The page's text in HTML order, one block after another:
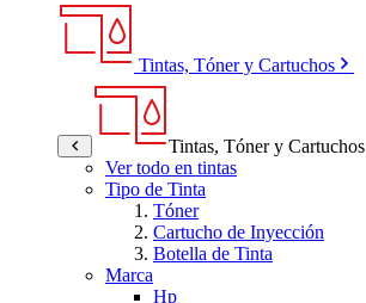
Tintas, Tóner y Cartuchos
Tintas, Tóner y Cartuchos
Ver todo en tintas
Tipo de Tinta
Tóner
Cartucho de Inyección
Botella de Tinta
Marca
Hp